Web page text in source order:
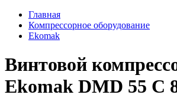
Главная
Компрессорное оборудование
Ekomak
Винтовой
Ekomak DMD 55 C